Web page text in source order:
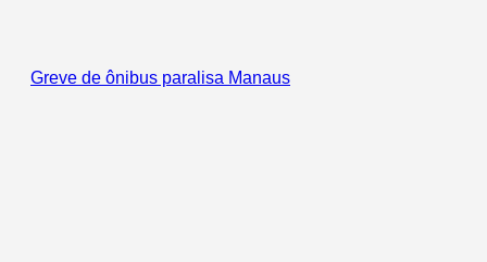
Greve de ônibus paralisa Manaus